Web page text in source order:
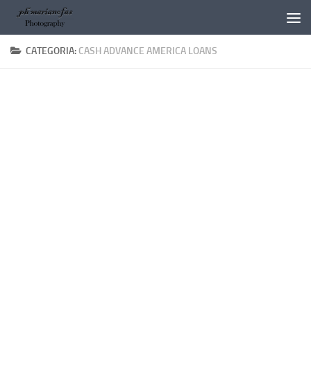
Salta al contenuto
CATEGORIA: CASH ADVANCE AMERICA LOANS